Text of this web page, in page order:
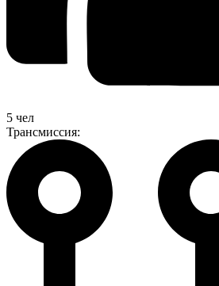
5 чел
Трансмиссия: